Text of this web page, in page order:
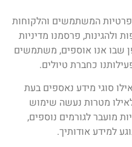
המשתמשים והלקוחות
ולהגינות, פרסמנו מדיניות
שבו אנו אוספים, משתמשים
כחברת טיולים.
סוגי מידע נאספים בעת
מטרות נעשה שימוש
מועבר לגורמים נוספים,
למידע אודותיך.